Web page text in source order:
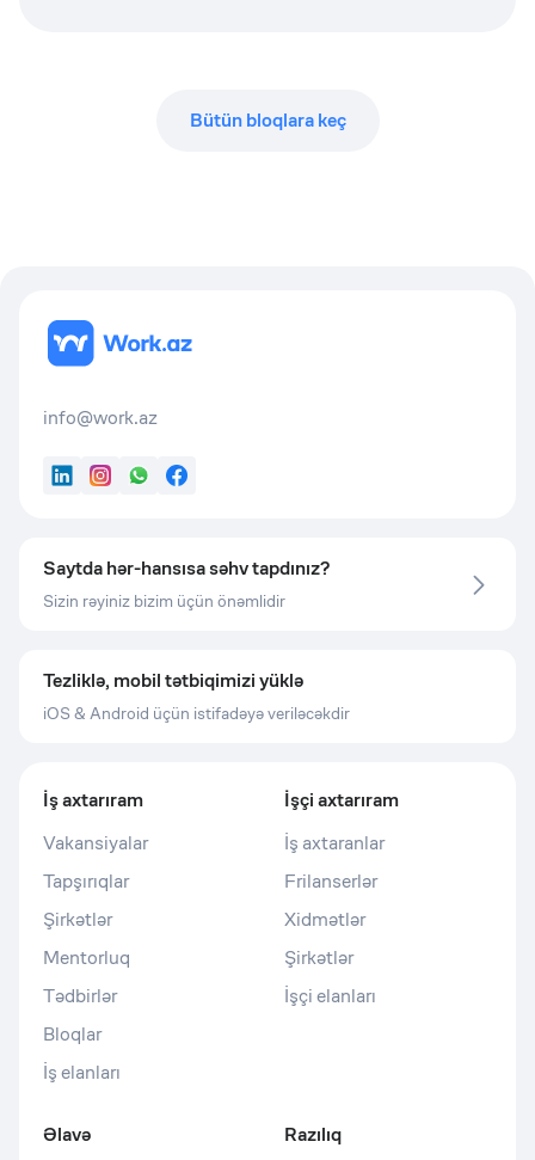
Bütün bloqlara keç
info@work.az
LinkedInInstagram
WhatsApp
Facebook
Saytda hər-hansısa səhv tapdınız?
Sizin rəyiniz bizim üçün önəmlidir
Tezliklə, mobil tətbiqimizi yüklə
iOS & Android üçün istifadəyə veriləcəkdir
İş axtarıram
Vakansiyalar
Tapşırıqlar
Şirkətlər
Mentorluq
Tədbirlər
Bloqlar
İş elanları
İşçi axtarıram
İş axtaranlar
Frilanserlər
Xidmətlər
Şirkətlər
İşçi elanları
Əlavə Razılıq